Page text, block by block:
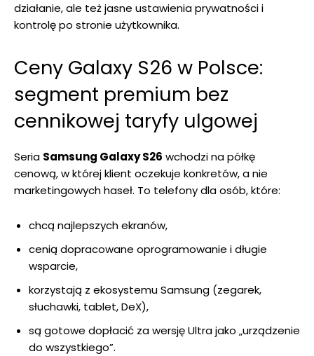
działanie, ale też jasne ustawienia prywatności i
kontrolę po stronie użytkownika.
Ceny Galaxy S26 w Polsce:
segment premium bez
cennikowej taryfy ulgowej
Seria Samsung Galaxy S26 wchodzi na półkę
cenową, w której klient oczekuje konkretów, a nie
marketingowych haseł. To telefony dla osób, które:
chcą najlepszych ekranów,
cenią dopracowane oprogramowanie i długie
wsparcie,
korzystają z ekosystemu Samsung (zegarek,
słuchawki, tablet, DeX),
są gotowe dopłacić za wersję Ultra jako „urządzenie
do wszystkiego”.